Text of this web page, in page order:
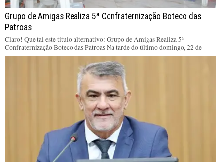
Grupo de Amigas Realiza 5ª Confraternização Boteco das
Patroas
Claro! Que tal este título alternativo: Grupo de Amigas Realiza 5ª
Confraternização Boteco das Patroas Na tarde do último domingo, 22 de